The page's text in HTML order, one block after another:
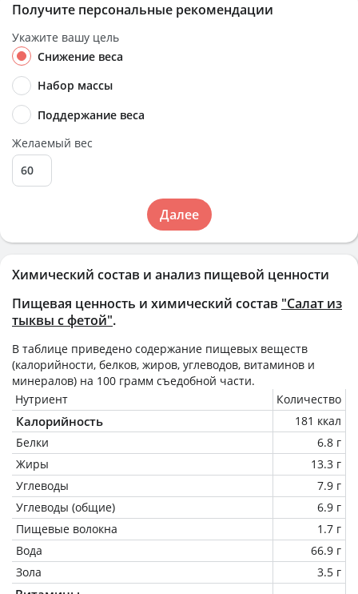
Химический состав и анализ пищевой ценности
Пищевая ценность и химический состав "Салат из
тыквы с фетой".
В таблице приведено содержание пищевых веществ
(калорийности, белков, жиров, углеводов, витаминов и
минералов) на 100 грамм съедобной части.
Нутриент
Количество
Калорийность
181 ккал
Белки
6.8 г
Жиры
13.3 г
Углеводы
7.9 г
Углеводы (общие)
6.9 г
Пищевые волокна
1.7 г
Вода
66.9 г
Зола
3.5 г
Получите персональные рекомендации
Укажите вашу цель
Снижение веса
Набор массы
Поддержание веса
Желаемый вес
Далее